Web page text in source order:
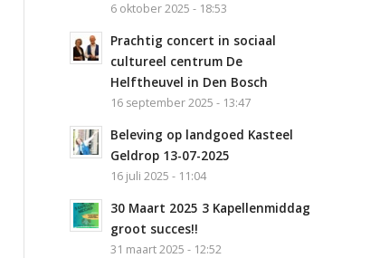
6 oktober 2025 - 18:53
Prachtig concert in sociaal
cultureel centrum De
Helftheuvel in Den Bosch
16 september 2025 - 13:47
Beleving op landgoed Kasteel
Geldrop 13-07-2025
16 juli 2025 - 11:04
30 Maart 2025 3 Kapellenmiddag
groot succes!!
31 maart 2025 - 12:52